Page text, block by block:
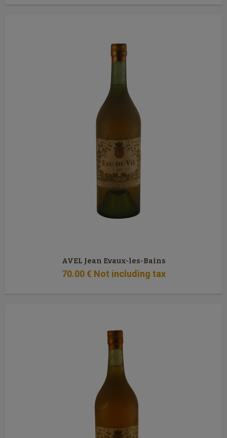
AVEL Jean Evaux-les-Bains
70.00 € Not including tax